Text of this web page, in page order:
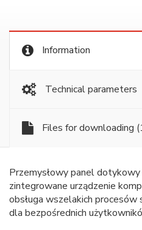
Information
Technical parameters
Files for downloading
Przemysłowy panel
zintegrowane urządzenie
obsługa wszelakich
dla bezpośrednich